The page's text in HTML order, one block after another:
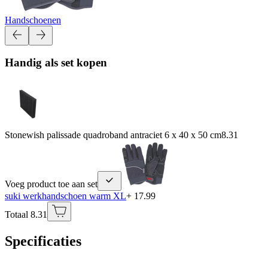
Handschoenen
Handig als set kopen
Stonewish palissade quadroband antraciet 6 x 40 x 50 cm8.31
Voeg product toe aan set
suki werkhandschoen warm XL+ 17.99
Totaal 8.31
Specificaties